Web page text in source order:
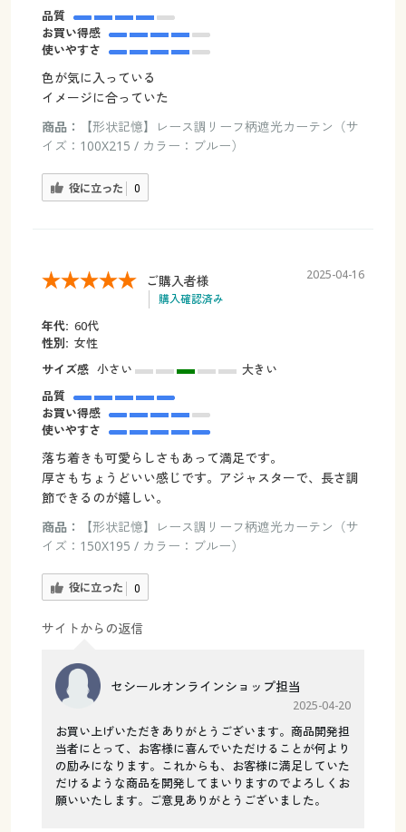
品質
お買い得感
使いやすさ
色が気に入っている
イメージに合っていた
商品：
【形状記憶】レース調リーフ柄遮光カーテン（サ
イズ：100X215 / カラー：ブルー）
役に立った 0
ご購入者様
購入確認済み
2025-04-16
年代: 60代
性別: 女性
サイズ感 小さい
大きい
品質
お買い得感
使いやすさ
落ち着きも可愛らしさもあって満足です。
厚さもちょうどいい感じです。アジャスターで、長さ調
節できるのが嬉しい。
商品：
【形状記憶】レース調リーフ柄遮光カーテン（サ
イズ：150X195 / カラー：ブルー）
役に立った 0
サイトからの返信
セシールオンラインショップ担当
2025-04-20
お買い上げいただきありがとうございます。商品開発担
当者にとって、お客様に喜んでいただけることが何より
の励みになります。これからも、お客様に満足していた
だけるような商品を開発してまいりますのでよろしくお
願いいたします。ご意見ありがとうございました。